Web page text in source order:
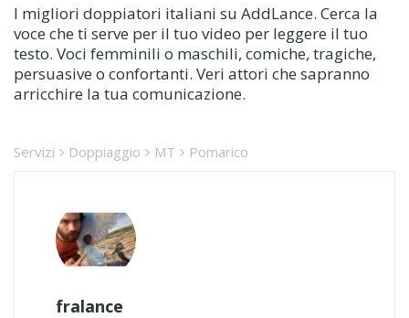
I migliori doppiatori italiani su AddLance. Cerca la
voce che ti serve per il tuo video per leggere il tuo
testo. Voci femminili o maschili, comiche, tragiche,
persuasive o confortanti. Veri attori che sapranno
arricchire la tua comunicazione.
Servizi Doppiaggio MT Pomarico
fralance